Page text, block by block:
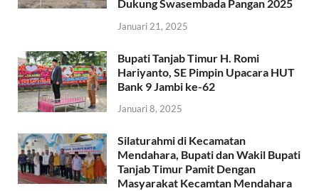
Dukung Swasembada Pangan 2025
Januari 21, 2025
Bupati Tanjab Timur H. Romi
Hariyanto, SE Pimpin Upacara HUT
Bank 9 Jambi ke-62
Januari 8, 2025
Silaturahmi di Kecamatan
Mendahara, Bupati dan Wakil Bupati
Tanjab Timur Pamit Dengan
Masyarakat Kecamtan Mendahara